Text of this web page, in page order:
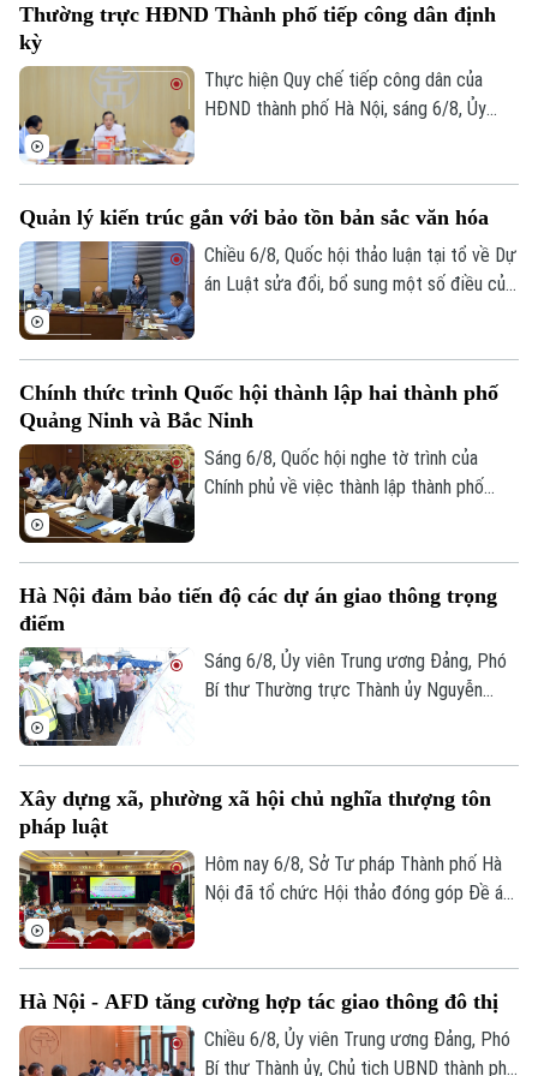
Thời sự
Hà Nội
Chính trị
An ninh trật tự
Hà Nội
Nhịp sống Hà Nội
Người Hà Nội
Khoảnh khắc Hà Nội
Thế giới
Tin tức
Quân sự
Kinh tế
hành chính của Đảng lên môi trường điện
thuộc.
Thường trực HĐND Thành phố tiếp công dân định
kỳ
Thực hiện Quy chế tiếp công dân của
HĐND thành phố Hà Nội, sáng 6/8, Ủy
Quản lý kiến trúc gắn với bảo tồn bản sắc văn hóa
Chiều 6/8, Quốc hội thảo luận tại tổ về Dự
án Luật sửa đổi, bổ sung một số điều của
hướng cắt giảm thủ tục hành chính,
chuyển mạnh từ tiền kiểm sang hậu kiểm
và đẩy mạnh chuyển đổi số.
Chính thức trình Quốc hội thành lập hai thành phố
Quảng Ninh và Bắc Ninh
Sáng 6/8, Quốc hội nghe tờ trình của
Chính phủ về việc thành lập thành phố
Hà Nội đảm bảo tiến độ các dự án giao thông trọng
điểm
Sáng 6/8, Ủy viên Trung ương Đảng, Phó
Bí thư Thường trực Thành ủy Nguyễn
địa một số hạng mục quan trọng.
Xây dựng xã, phường xã hội chủ nghĩa thượng tôn
pháp luật
Hôm nay 6/8, Sở Tư pháp Thành phố Hà
Nội đã tổ chức Hội thảo đóng góp Đề án
Hà Nội - AFD tăng cường hợp tác giao thông đô thị
Chiều 6/8, Ủy viên Trung ương Đảng, Phó
Bí thư Thành ủy, Chủ tịch UBND thành phố